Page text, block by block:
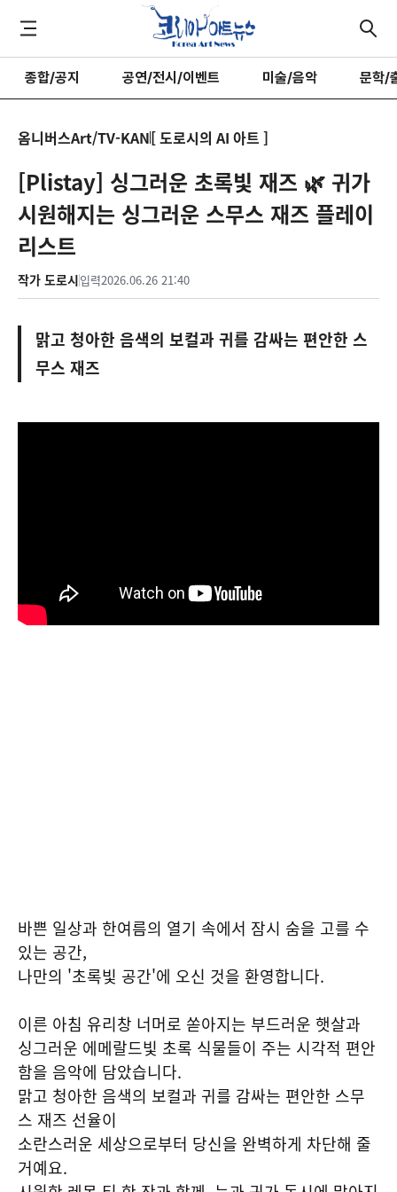
종합/공지 공연/전시/이벤트 미술/음악 문학/
옴니버스Art/TV-KAN[ 도로시의 AI 아트 ]
[Plistay] 싱그러운 초록빛 재즈 🌿 귀가
시원해지는 싱그러운 스무스 재즈 플레이
리스트
작가 도로시입력2026.06.26 21:40
맑고 청아한 음색의 보컬과 귀를 감싸는 편안한 스
무스 재즈
바쁜 일상과 한여름의 열기 속에서 잠시 숨을 고를 수
있는 공간,
나만의 '초록빛 공간'에 오신 것을 환영합니다.
이른 아침 유리창 너머로 쏟아지는 부드러운 햇살과
싱그러운 에메랄드빛 초록 식물들이 주는 시각적 편안
함을 음악에 담았습니다.
맑고 청아한 음색의 보컬과 귀를 감싸는 편안한 스무
스 재즈 선율이
소란스러운 세상으로부터 당신을 완벽하게 차단해 줄
거예요.